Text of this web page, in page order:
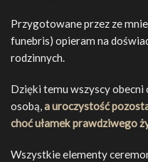
Przygotowane przez ze
funebris) opieram na
rodzinnych.
Dzięki temu wszyscy obecni
osobą,a uroczystość
choć ułamek prawdziwego
Wszystkie elementy